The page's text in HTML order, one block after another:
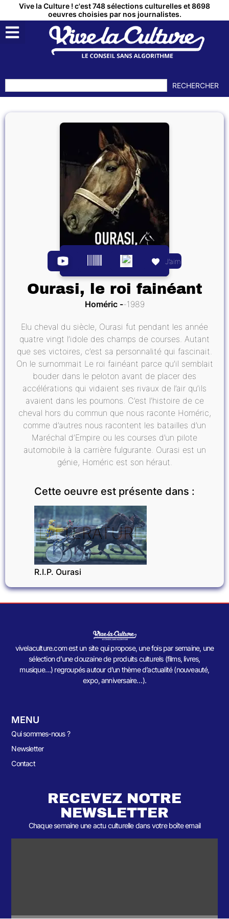
Vive la Culture ! c'est 748 sélections culturelles et 8698
oeuvres choisies par nos journalistes.
RECHERCHER
J’aime
Ourasi, le roi fainéant
Homéric 1989
Elu cheval du siècle, Ourasi fut pendant les année
quatre vingt l’idole des champs de courses. Autant
que ses victoires, c’est sa personnalité qui fascinait.
On le surnommait Le roi fainéant parce qu’il semblait
bouder dans le peloton avant de placer des
accélérations qui vidaient ses rivaux de l’air qu’ils
avaient dans les poumons. C’est l’histoire de ce
cheval hors du commun que nous raconte Homéric,
comme d’autres nous racontent les batailles d’un
Maréchal d’Empire ou les courses d’un pilote
automobile à la carrière fulgurante. Ourasi est un
génie, Homéric est son héraut.
Cette oeuvre est présente dans :
LITTÉRATURE
R.I.P. Ourasi
vivelaculture.com est un site qui propose, une fois par semaine, une
sélection d’une douzaine de produits culturels (films, livres,
musique…) regroupés autour d’un thème d’actualité (nouveauté,
expo, anniversaire…).
MENU
Qui sommes-nous ?
Newsletter
Contact
RECEVEZ NOTRE
NEWSLETTER
Chaque semaine une actu culturelle dans votre boîte email